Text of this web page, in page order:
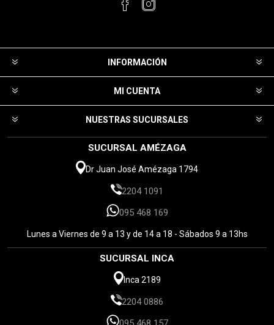
INFORMACIÓN
MI CUENTA
NUESTRAS SUCURSALES
SUCURSAL AMÉZAGA
Dr Juan José Amézaga 1794
2204 1091
095 468 169
Lunes a Viernes de 9 a 13 y de 14 a 18 - Sábados 9 a 13hs
SUCURSAL INCA
Inca 2189
2204 0886